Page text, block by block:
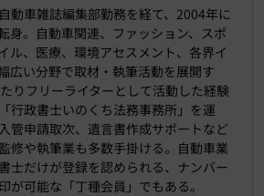
動車雑誌編集部勤務を経て、2004年に
身。自動車関連、ファッション、スポ
ル、医療、環境アセスメント、各界イ
広い分野で取材・執筆活動を展開す
りフリーライターとして活動した経験
行政書士いのくち法務事務所」を運
管申請取次、遺言書作成サポートなど
修や執筆業も多数手掛ける。自動車業
士だけが登録を認められる、ナンバー
が可能な「丁種会員」でもある。